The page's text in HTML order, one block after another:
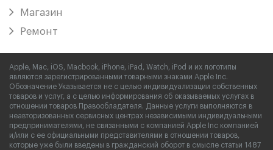
Магазин
Ремонт
Apple, Mac, iOS, Macbook, iPhone, iPad, Watch, iPod и их логотипы
являются зарегистрированными товарными знаками Apple Inc.
Обозначение Указывается не с целью индивидуализации собственных
товаров и услуг, а с целью информирования об оказываемых услугах в
отношении товаров Правообладателя. Данные услуги выполняются в
неавторизованных сервисных центрах независимыми индивидуальными
предпринимателями, не связанными с компанией Apple Inc компанией
и/или с ее официальными представителями в отношении товаров,
которые уже были введены в гражданский оборот в смысле статьи 1487